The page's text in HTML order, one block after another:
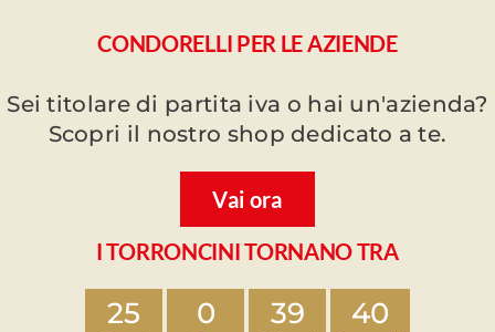
CONDORELLI PER LE AZIENDE
Sei titolare di partita iva o hai un'azienda?
Scopri il nostro shop dedicato a te.
Vai ora
I TORRONCINI TORNANO TRA
25 0 39 40